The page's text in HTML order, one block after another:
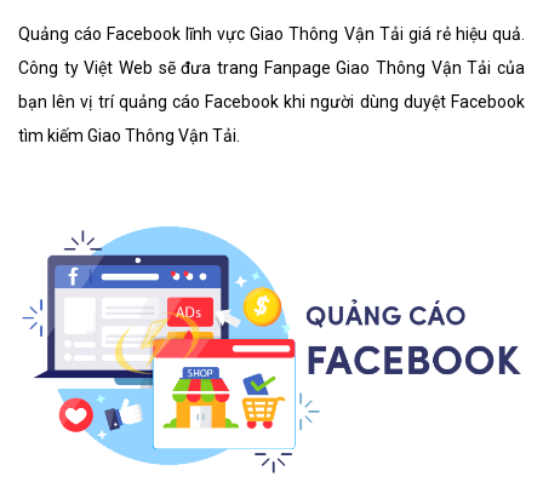
Quảng cáo Facebook lĩnh vực Giao Thông Vận Tải giá rẻ hiệu quả.
Công ty Việt Web sẽ đưa trang Fanpage Giao Thông Vận Tải của
bạn lên vị trí quảng cáo Facebook khi người dùng duyệt Facebook
tìm kiếm Giao Thông Vận Tải.